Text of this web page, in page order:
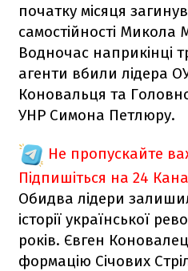
початку місяця
самостійності Микола
Водночас наприкінці
агенти вбили лідера
Коновальця та
УНР Симона Петлюру.
Не пропускайте
Підпишіться на 24
Обидва лідери
історії української
років. Євген
формацію Січових